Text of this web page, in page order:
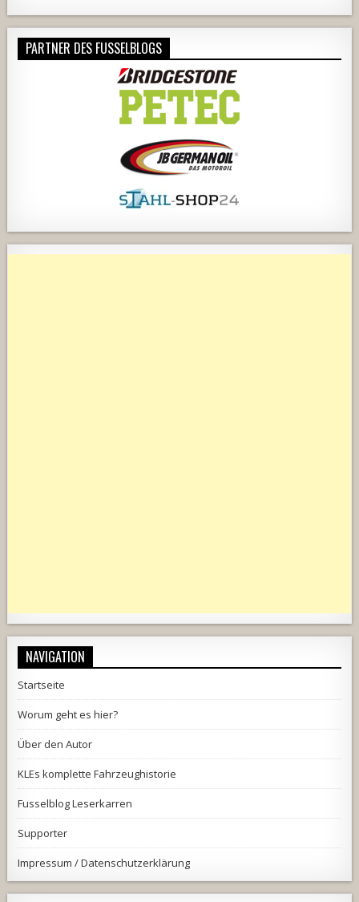
PARTNER DES FUSSELBLOGS
NAVIGATION
Startseite
Worum geht es hier?
Über den Autor
KLEs komplette Fahrzeughistorie
Fusselblog Leserkarren
Supporter
Impressum / Datenschutzerklärung